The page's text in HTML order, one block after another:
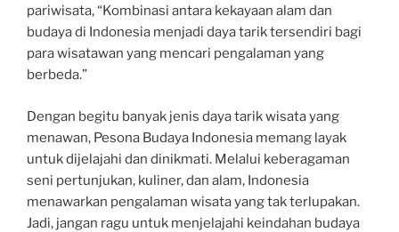
pariwisata, “Kombinasi antara kekayaan alam dan
budaya di Indonesia menjadi daya tarik tersendiri bagi
para wisatawan yang mencari pengalaman yang
berbeda.”
Dengan begitu banyak jenis daya tarik wisata yang
menawan, Pesona Budaya Indonesia memang layak
untuk dijelajahi dan dinikmati. Melalui keberagaman
seni pertunjukan, kuliner, dan alam, Indonesia
menawarkan pengalaman wisata yang tak terlupakan.
Jadi, jangan ragu untuk menjelajahi keindahan budaya